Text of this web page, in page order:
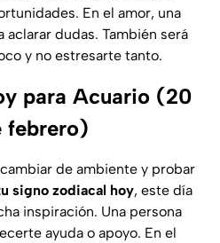
En el amor, una
aclarar dudas. También será
y no estresarte tanto.
para Acuario (20
febrero)
de ambiente y probar
signo zodiacal hoy, este día
inspiración. Una persona
ayuda o apoyo. En el